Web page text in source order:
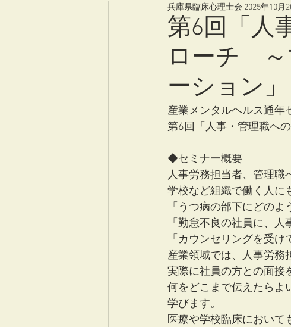
第6回「人
ローチ ～
ーション」
兵庫県臨床心理士会 2025年10月
産業メンタルヘルス通年
第6回「人事・管理職へ
◆セミナー概要
人事労務担当者、管理職
学校など組織で働く人に
「うつ病の部下にどの
「勤怠不良の社員に、
「カウンセリングを受
産業領域では、人事労務
実際に社員の方との面接
何をどこまで伝えたらよ
学びます。
医療や学校臨床において